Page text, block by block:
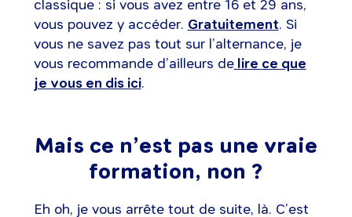
classique : si vous avez entre 16 et 29 ans,
vous pouvez y accéder. Gratuitement. Si
vous ne savez pas tout sur l’alternance, je
vous recommande d’ailleurs delire ce que
je vous en dis ici.
Mais ce n’est pas une vraie
formation, non ?
Eh oh, je vous arrête tout de suite, là. C’est